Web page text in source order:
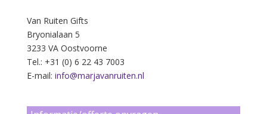
Van Ruiten Gifts
Bryonialaan 5
3233 VA Oostvoorne
Tel.: +31 (0) 6 22 43 7003
E-mail: info@marjavanruiten.nl